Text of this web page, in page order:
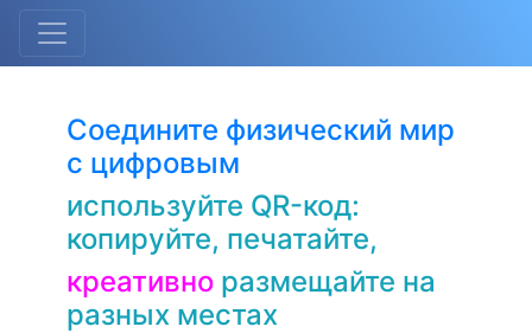
Соедините физический мир
с цифровым
используйте QR-код:
копируйте, печатайте,
креативно размещайте на
разных местах